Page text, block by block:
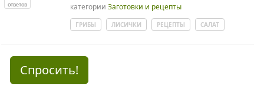
ответов
категории Заготовки и рецепты
ГРИБЫ ЛИСИЧКИ РЕЦЕПТЫ САЛАТ
Спросить!